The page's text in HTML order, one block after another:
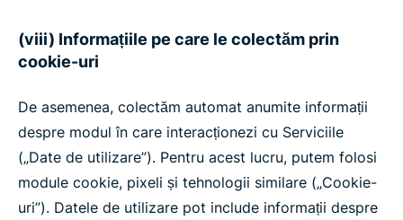
(viii) Informațiile pe care le colectăm prin
cookie-uri
De asemenea, colectăm automat anumite informații
despre modul în care interacționezi cu Serviciile
(„Date de utilizare”). Pentru acest lucru, putem folosi
module cookie, pixeli și tehnologii similare („Cookie-
uri”). Datele de utilizare pot include informații despre